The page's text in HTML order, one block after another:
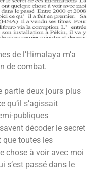
de l’Himalaya m’a
de combat.
partie deux jours plus
qu’il s’agissait
publiques
décoder le secret
toutes les
chose à voir avec moi
s’est passé dans le